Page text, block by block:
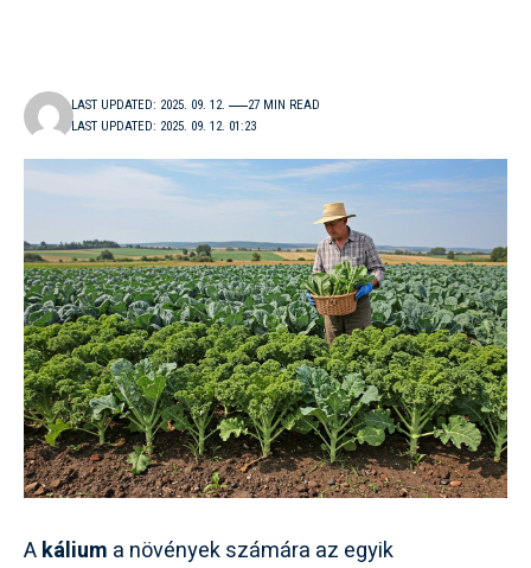
LAST UPDATED: 2025. 09. 12. 01:23
LAST UPDATED: 2025. 09. 12. 27 MIN READ
Akálium a növények számára az egyik